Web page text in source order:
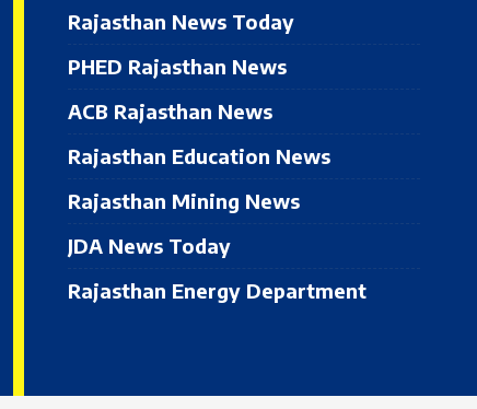
Rajasthan News Today
PHED Rajasthan News
ACB Rajasthan News
Rajasthan Education News
Rajasthan Mining News
JDA News Today
Rajasthan Energy Department